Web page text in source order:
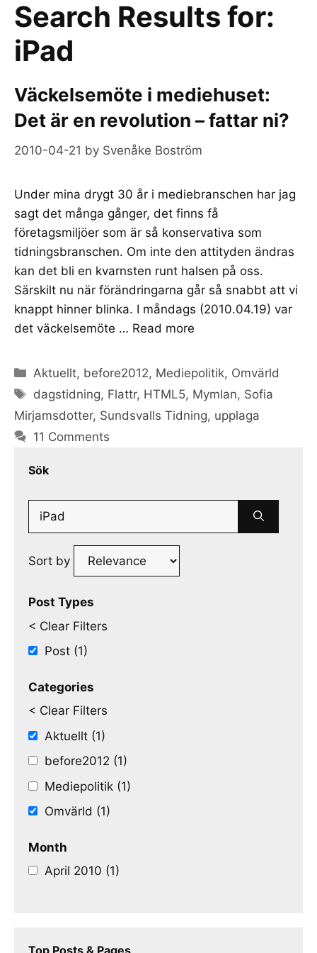
Search Results for:
iPad
Väckelsemöte i mediehuset:
Det är en revolution – fattar ni?
2010-04-21 by Svenåke Boström
Under mina drygt 30 år i mediebranschen har jag
sagt det många gånger, det finns få
företagsmiljöer som är så konservativa som
tidningsbranschen. Om inte den attityden ändras
kan det bli en kvarnsten runt halsen på oss.
Särskilt nu när förändringarna går så snabbt att vi
knappt hinner blinka. I måndags (2010.04.19) var
det väckelsemöte … Read more
Categories
Aktuellt, before2012, Mediepolitik, Omvärld
Tags
dagstidning, Flattr, HTML5, Mymlan, Sofia
Mirjamsdotter, Sundsvalls Tidning, upplaga
11 Comments
Sök
Search
Sort by
Post Types
< Clear Filters
Post (1)
Categories
< Clear Filters
Aktuellt (1)
before2012 (1)
Mediepolitik (1)
Omvärld (1)
Month
April 2010 (1)
Top Posts & Pages